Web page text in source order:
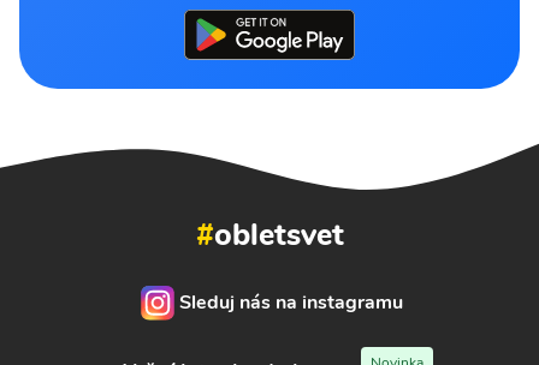
#obletsvet
Sleduj nás na instagramu